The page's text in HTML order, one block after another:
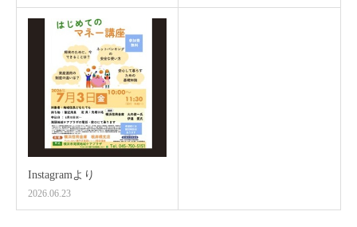
Instagramより
2026.06.23